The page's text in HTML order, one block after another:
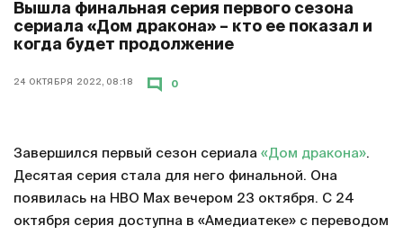
Вышла финальная серия первого сезона
сериала «Дом дракона» – кто ее показал и
когда будет продолжение
24 ОКТЯБРЯ 2022, 08:18 0
Завершился первый сезон сериала «Дом дракона».
Десятая серия стала для него финальной. Она
появилась на HBO Max вечером 23 октября. С 24
октября серия доступна в «Амедиатеке» с переводом